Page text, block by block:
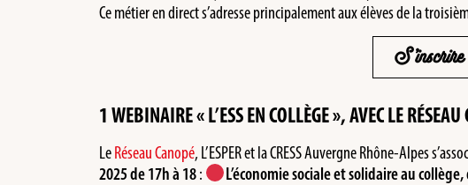
Ce métier en direct s’adresse principalement aux élèves de la
S’inscrire
1 WEBINAIRE « L’ESS EN COLLÈGE », AVEC LE RÉSEAU
LeRéseau Canopé, L’ESPER et la CRESS Auvergne Rhône-Alpes
2025 de 17h à 18: L’économie sociale et solidaire au